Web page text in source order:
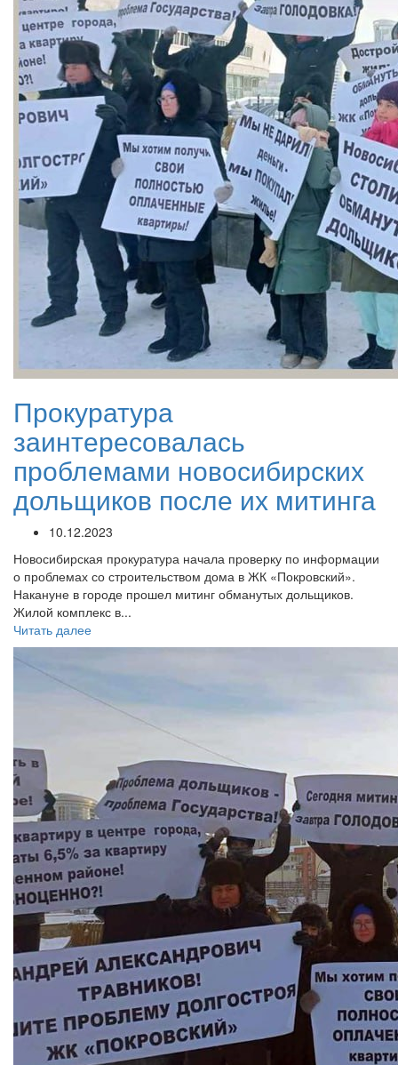
Прокуратура
заинтересовалась
проблемами новосибирских
дольщиков после их митинга
10.12.2023
Новосибирская прокуратура начала проверку по информации
о проблемах со строительством дома в ЖК «Покровский».
Накануне в городе прошел митинг обманутых дольщиков.
Жилой комплекс в...
Читать далее